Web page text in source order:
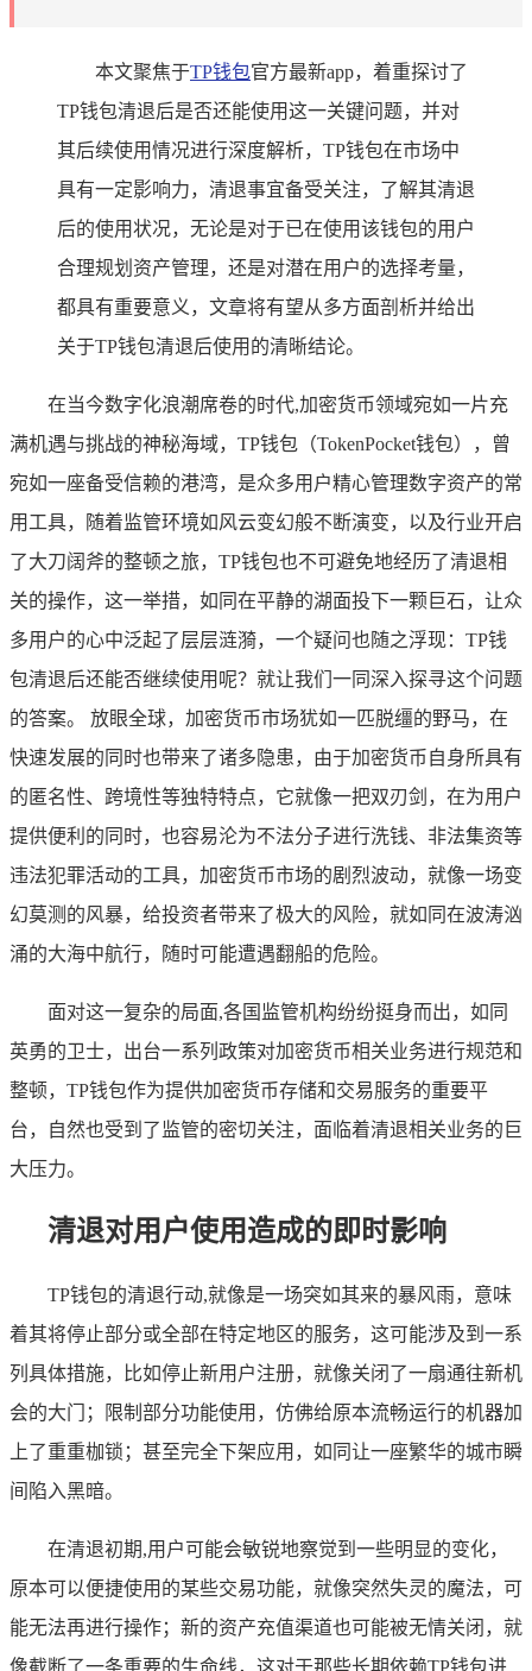
本文聚焦于TP钱包官方最新app，着重探讨了
TP钱包清退后是否还能使用这一关键问题，并对
其后续使用情况进行深度解析，TP钱包在市场中
具有一定影响力，清退事宜备受关注，了解其清退
后的使用状况，无论是对于已在使用该钱包的用户
合理规划资产管理，还是对潜在用户的选择考量，
都具有重要意义，文章将有望从多方面剖析并给出
关于TP钱包清退后使用的清晰结论。
在当今数字化浪潮席卷的时代,加密货币领域宛如一片充
满机遇与挑战的神秘海域，TP钱包（TokenPocket钱包），曾
宛如一座备受信赖的港湾，是众多用户精心管理数字资产的常
用工具，随着监管环境如风云变幻般不断演变，以及行业开启
了大刀阔斧的整顿之旅，TP钱包也不可避免地经历了清退相
关的操作，这一举措，如同在平静的湖面投下一颗巨石，让众
多用户的心中泛起了层层涟漪，一个疑问也随之浮现：TP钱
包清退后还能否继续使用呢？就让我们一同深入探寻这个问题
的答案。 放眼全球，加密货币市场犹如一匹脱缰的野马，在
快速发展的同时也带来了诸多隐患，由于加密货币自身所具有
的匿名性、跨境性等独特特点，它就像一把双刃剑，在为用户
提供便利的同时，也容易沦为不法分子进行洗钱、非法集资等
违法犯罪活动的工具，加密货币市场的剧烈波动，就像一场变
幻莫测的风暴，给投资者带来了极大的风险，就如同在波涛汹
涌的大海中航行，随时可能遭遇翻船的危险。
面对这一复杂的局面,各国监管机构纷纷挺身而出，如同
英勇的卫士，出台一系列政策对加密货币相关业务进行规范和
整顿，TP钱包作为提供加密货币存储和交易服务的重要平
台，自然也受到了监管的密切关注，面临着清退相关业务的巨
大压力。
清退对用户使用造成的即时影响
TP钱包的清退行动,就像是一场突如其来的暴风雨，意味
着其将停止部分或全部在特定地区的服务，这可能涉及到一系
列具体措施，比如停止新用户注册，就像关闭了一扇通往新机
会的大门；限制部分功能使用，仿佛给原本流畅运行的机器加
上了重重枷锁；甚至完全下架应用，如同让一座繁华的城市瞬
间陷入黑暗。
在清退初期,用户可能会敏锐地察觉到一些明显的变化，
原本可以便捷使用的某些交易功能，就像突然失灵的魔法，可
能无法再进行操作；新的资产充值渠道也可能被无情关闭，就
像截断了一条重要的生命线，这对于那些长期依赖TP钱包进